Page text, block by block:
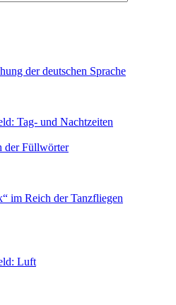
der deutschen Sprache
Tag- und Nachtzeiten
der Füllwörter
im Reich der Tanzfliegen
Luft